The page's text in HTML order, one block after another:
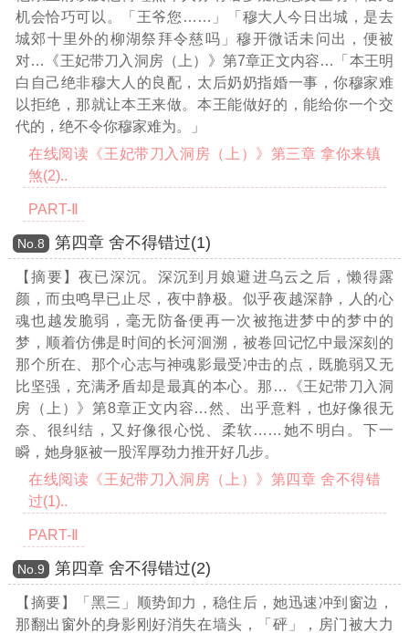
机会恰巧可以。「王爷您……」「穆大人今日出城，是去
城郊十里外的柳湖祭拜令慈吗」穆开微话未问出，便被
对…《王妃带刀入洞房（上）》第7章正文内容…
「本王明
白自己绝非穆大人的良配，太后奶奶指婚一事，你穆家难
以拒绝，那就让本王来做。本王能做好的，能给你一个交
代的，绝不令你穆家难为。」
在线阅读《王妃带刀入洞房（上）》第三章 拿你来镇
煞(2)..
PART-Ⅱ
Νο.8 第四章 舍不得错过(1)
【摘要】夜已深沉。深沉到月娘避进乌云之后，懒得露
颜，而虫鸣早已止尽，夜中静极。似乎夜越深静，人的心
魂也越发脆弱，毫无防备便再一次被拖进梦中的梦中的
梦，顺着仿佛是时间的长河洄溯，被卷回记忆中最深刻的
那个所在、那个心志与神魂影最受冲击的点，既脆弱又无
比坚强，充满矛盾却是最真的本心。那 …《王妃带刀入洞
房（上）》第8章正文内容…然、出乎意料，也好像很无
奈、很纠结，又好像很心悦、柔软……她不明白。下一
瞬，她身躯被一股浑厚劲力推开好几步。
在线阅读《王妃带刀入洞房（上）》第四章 舍不得错
过(1)..
PART-Ⅱ
Νο.9 第四章 舍不得错过(2)
【摘要】「黑三」顺势卸力，稳住后，她迅速冲到窗边，
那翻出窗外的身影刚好消失在墙头，「砰」，房门被大力